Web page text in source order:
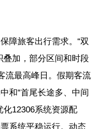
障旅客出行需求。“双
叠加，部分区间和时段
流最高峰日。假期客流
和“首尾长途多、中间
化12306系统资源配
系统平稳运行。动态